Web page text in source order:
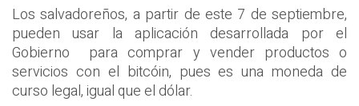
Los salvadoreños, a partir de este 7 de septiembre,
pueden usar la aplicación desarrollada por el
Gobierno para comprar y vender productos o
servicios con el bitcóin, pues es una moneda de
curso legal, igual que el dólar.